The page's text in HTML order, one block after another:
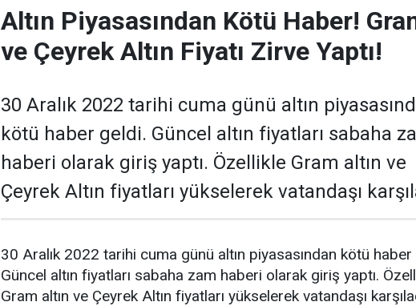
Altın Piyasasından Kötü Haber!
ve Çeyrek Altın Fiyatı Zirve Yaptı!
30 Aralık 2022 tarihi cuma günü altın
kötü haber geldi. Güncel altın fiyatları sabaha
haberi olarak giriş yaptı. Özellikle Gram altın ve
Çeyrek Altın fiyatları yükselerek vatandaşı
30 Aralık 2022 tarihi cuma günü altın piyasasından kötü haber
Güncel altın fiyatları sabaha zam haberi olarak giriş yaptı.
Gram altın ve Çeyrek Altın fiyatları yükselerek vatandaşı